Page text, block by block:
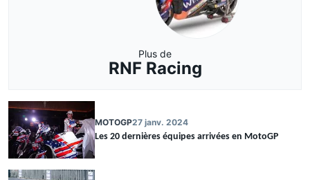
Plus de
RNF Racing
MOTOGP27 janv. 2024
Les 20 dernières équipes arrivées en MotoGP